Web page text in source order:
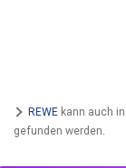
REWE kann auch in
gefunden werden.